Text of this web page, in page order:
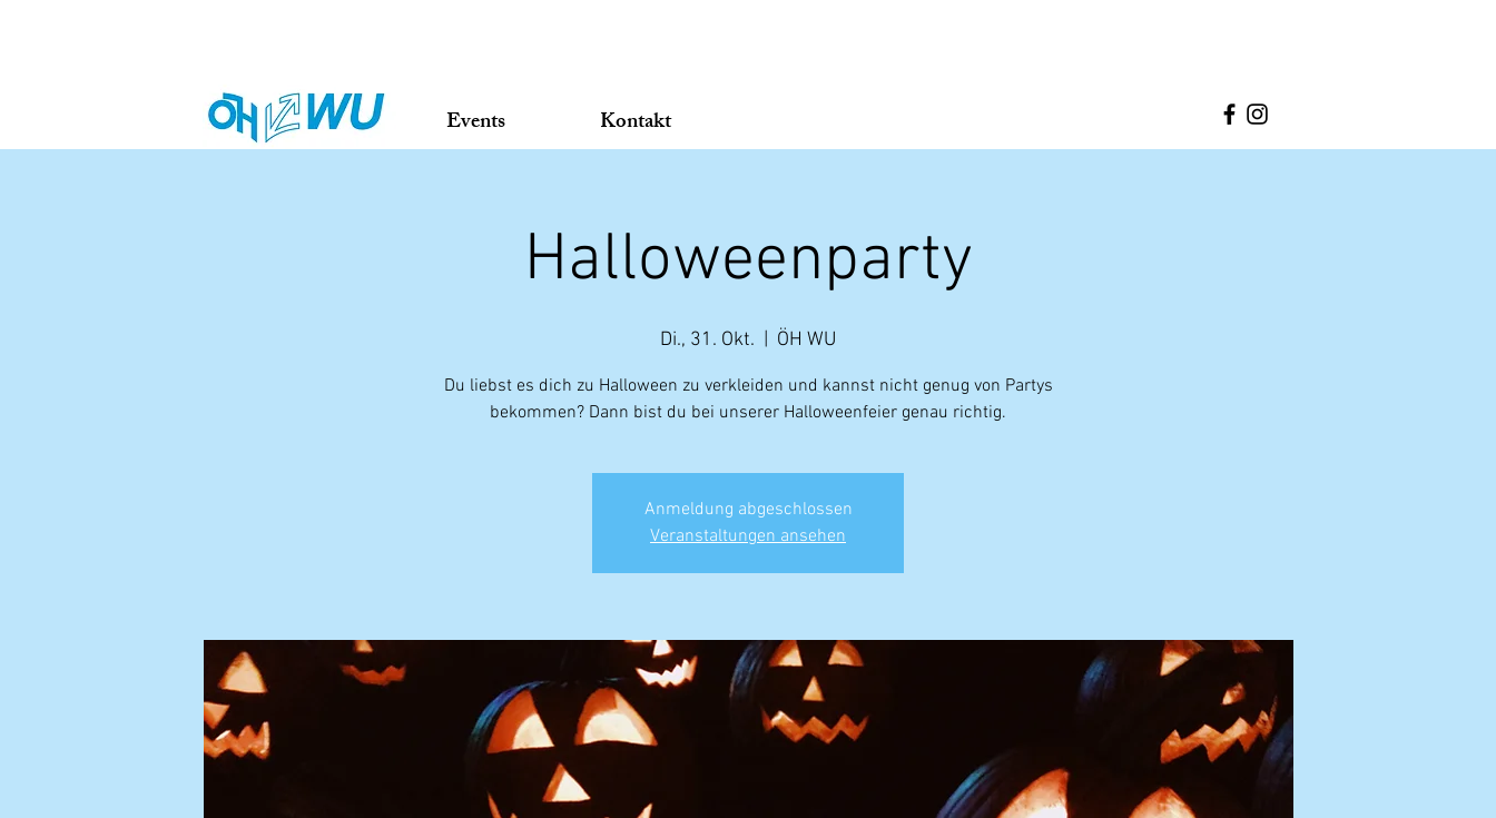
Events Kontakt
Halloweenparty
Di., 31. Okt. ÖH WU
Du liebst es dich zu Halloween zu verkleiden und kannst nicht genug von Partys
bekommen? Dann bist du bei unserer Halloweenfeier genau richtig.
Anmeldung abgeschlossen
Veranstaltungen ansehen